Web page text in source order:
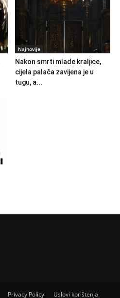
Najnovije
Nakon smrti mlade kraljice,
cijela palača zavijena je u
tugu, a...
Privacy Policy Uslovi korištenja